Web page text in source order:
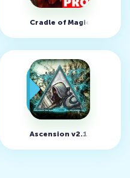
Cradle of Magic v1.5.12
(MOD, много денег)
Ascension v2.1.0 (MOD,